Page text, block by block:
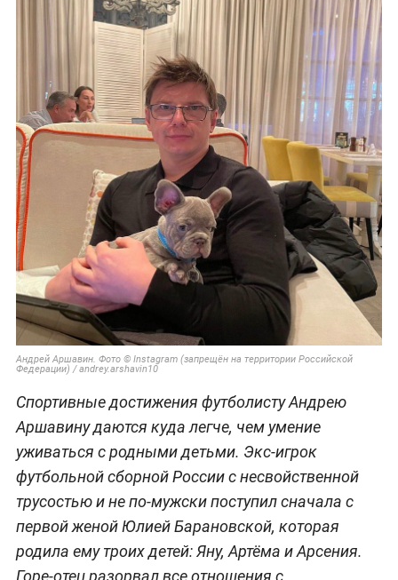
Андрей Аршавин. Фото © Instagram (запрещён на территории Российской
Федерации) / andrey.arshavin10
Спортивные достижения футболисту Андрею
Аршавину даются куда легче, чем умение
уживаться с родными детьми. Экс-игрок
футбольной сборной России с несвойственной
трусостью и не по-мужски поступил сначала с
первой женой Юлией Барановской, которая
родила ему троих детей: Яну, Артёма и Арсения.
Горе-отец разорвал все отношения с